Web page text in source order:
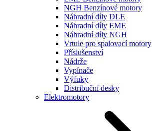
NGH Benzínové motory
Náhradní díly DLE
Náhradní díly EME
Náhradní díly NGH
Vrtule pro spalovací motory
Příslušenství
Nádrže
Vypínače
Výfuky
Distribuční desky
Elektromotory